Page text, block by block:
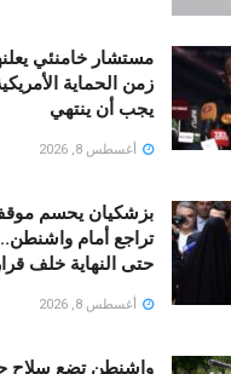
مستشار خامنئي
زمن الحماية
يجب أن ينتهي
أغسطس 8, 2026
بزشكيان يحسم
تراجع أمام
حتى النهاية خلف
أغسطس 8, 2026
واشنطن تضع سلاح